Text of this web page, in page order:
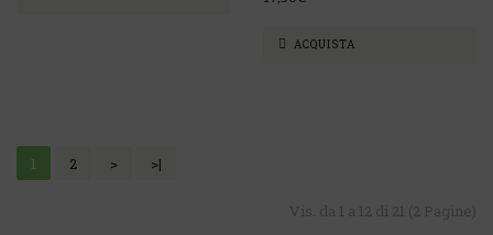
ACQUISTA
1 2 > >|